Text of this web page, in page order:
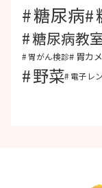
糖尿病
糖尿病教
胃がん検診 胃カ
野菜 電子レ